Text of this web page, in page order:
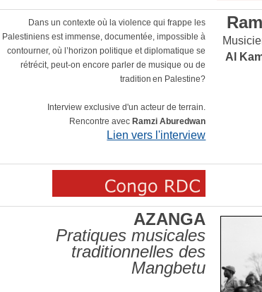
Dans un contexte où la violence qui frappe les
Palestiniens est immense, documentée, impossible à
contourner, où l’horizon politique et diplomatique se
rétrécit, peut‑on encore parler de musique ou de
tradition en Palestine?
Interview exclusive d'un acteur de terrain.
Rencontre avec Ramzi Aburedwan
Lien vers l'interview
Al
AZANGA
Pratiques musicales
traditionnelles des
Mangbetu